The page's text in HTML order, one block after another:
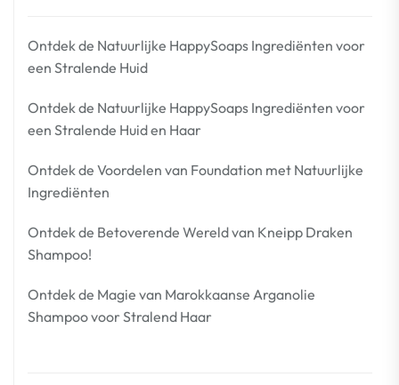
Ontdek de Natuurlijke HappySoaps Ingrediënten voor
een Stralende Huid
Ontdek de Natuurlijke HappySoaps Ingrediënten voor
een Stralende Huid en Haar
Ontdek de Voordelen van Foundation met Natuurlijke
Ingrediënten
Ontdek de Betoverende Wereld van Kneipp Draken
Shampoo!
Ontdek de Magie van Marokkaanse Arganolie
Shampoo voor Stralend Haar